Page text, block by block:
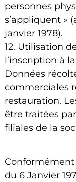
personnes
s’appliquent »
janvier 1978).
12. Utilisation
l’inscription à
Données
commerciales
restauration.
être traitées
filiales de la
du 6 Janvier